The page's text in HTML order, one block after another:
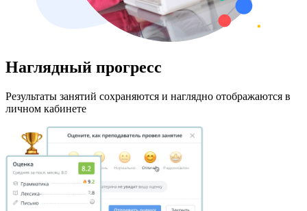
Наглядный прогресс
Результаты занятий сохраняются и наглядно отображаются в
личном кабинете